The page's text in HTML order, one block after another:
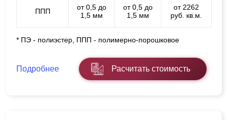
ППП
от 0,5 до
1,5 мм
от 0,5 до
1,5 мм
от 2262
руб. кв.м.
* ПЭ - полиэстер, ППП - полимерно-порошковое
Подробнее Расчитать стоимость